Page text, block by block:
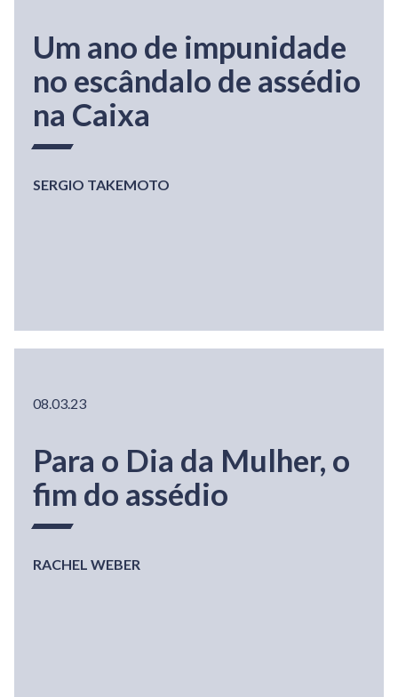
Um ano de impunidade
no escândalo de assédio
na Caixa
SERGIO TAKEMOTO
08.03.23
Para o Dia da Mulher, o
fim do assédio
RACHEL WEBER